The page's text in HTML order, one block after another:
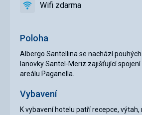
Poloha
Albergo Santellina se nachází
lanovky Santel-Meriz zajišťující
areálu Paganella.
Vybavení
K vybavení hotelu patří recepce, výtah,
Wifi
Wifi zdarma
ano